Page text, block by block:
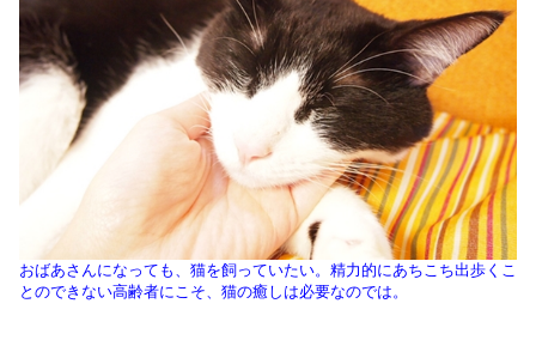
おばあさんになっても、猫を飼っていたい。精力的にあちこち出歩くこ
とのできない高齢者にこそ、猫の癒しは必要なのでは。